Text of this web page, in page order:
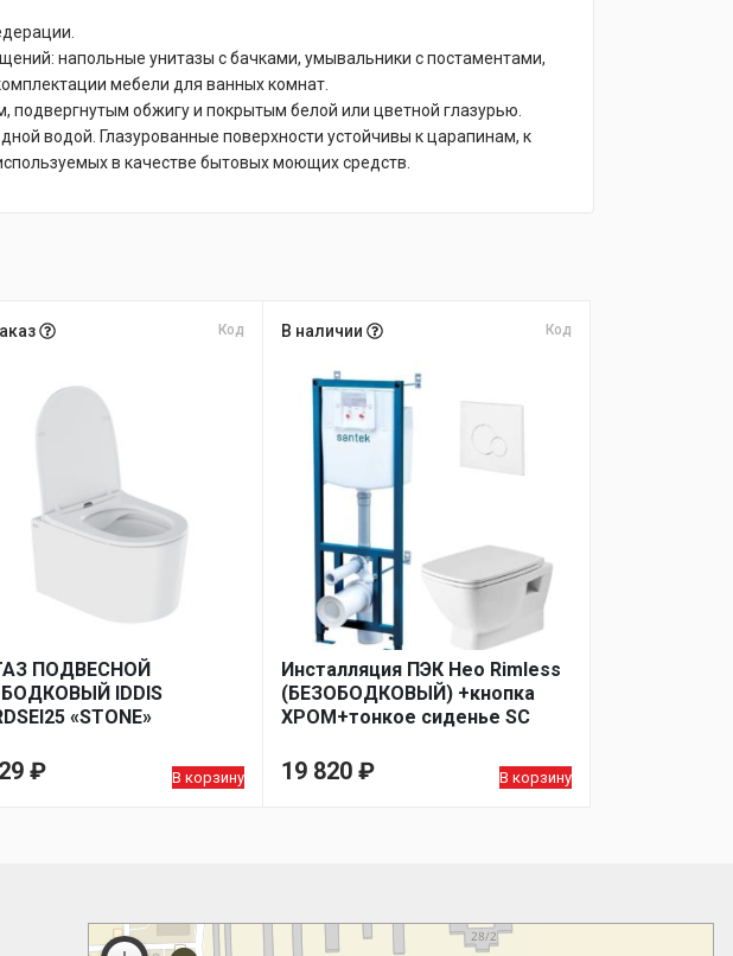
напольные унитазы с бачками, умывальники с постаментами,
мебели для ванных комнат.
подвергнутым обжигу и покрытым белой или цветной глазурью.
водой. Глазурованные поверхности устойчивы к царапинам, к
в качестве бытовых моющих средств.
Код
ПОДВЕСНОЙ
IDDIS
«STONE»
₽ В корзину
В наличии Код
Инсталляция ПЭК Нео Rimless
(БЕЗОБОДКОВЫЙ) +кнопка
ХРОМ+тонкое сиденье SC
19 820 ₽ В корзину